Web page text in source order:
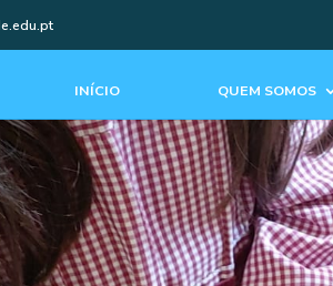
INÍCIO QUEM SOMOS